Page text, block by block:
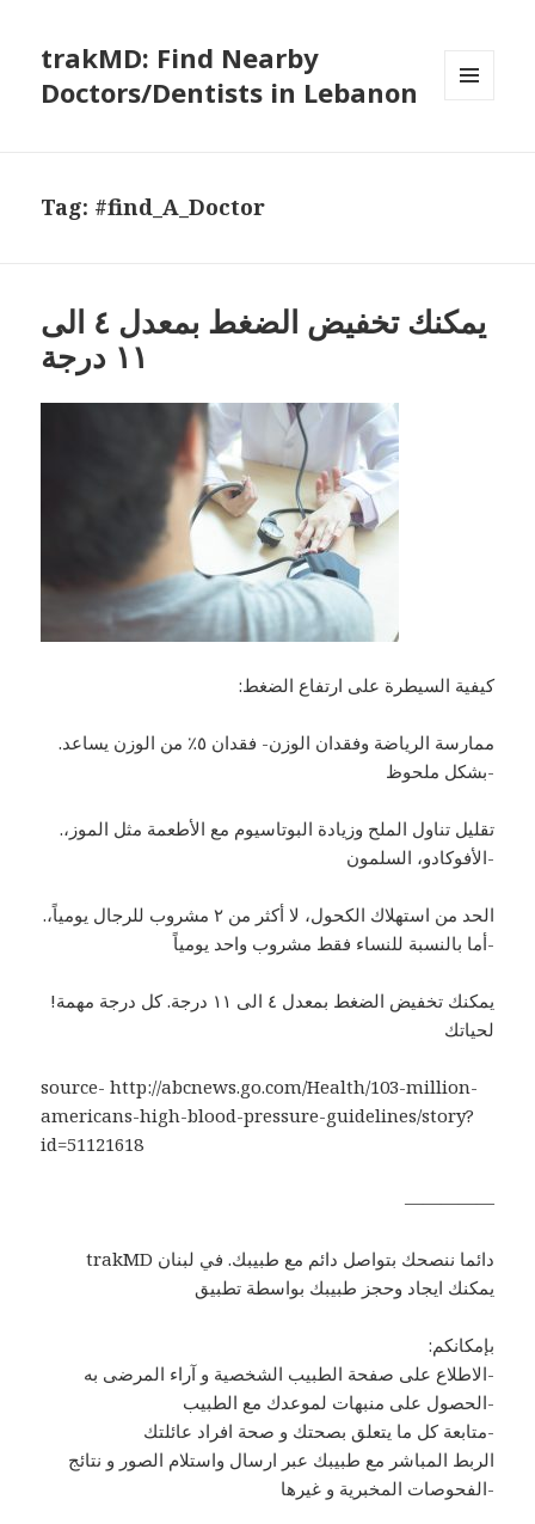
trakMD: Find Nearby
Doctors/Dentists in Lebanon
Tag: #find_A_Doctor
يمكنك تخفيض الضغط بمعدل ٤ الى
١١ درجة
:كيفية السيطرة على ارتفاع الضغط
.ممارسة الرياضة وفقدان الوزن- فقدان ٥٪‏ من الوزن يساعد
بشكل ملحوظ-
.تقليل تناول الملح وزيادة البوتاسيوم مع الأطعمة مثل الموز،
الأفوكادو، السلمون-
.الحد من استهلاك الكحول، لا أكثر من ٢ مشروب للرجال يومياً،
أما بالنسبة للنساء فقط مشروب واحد يومياً-
!يمكنك تخفيض الضغط بمعدل ٤ الى ١١ درجة. كل درجة مهمة
لحياتك
source- http://abcnews.go.com/Health/103-million-
americans-high-blood-pressure-guidelines/story?
id=51121618
—————
trakMD دائما ننصحك بتواصل دائم مع طبيبك. في لبنان
يمكنك ايجاد وحجز طبيبك بواسطة تطبيق
:بإمكانكم
الاطلاع على صفحة الطبيب الشخصية و آراء المرضى به-
الحصول على منبهات لموعدك مع الطبيب-
متابعة كل ما يتعلق بصحتك و صحة افراد عائلتك-
الربط المباشر مع طبيبك عبر ارسال واستلام الصور و نتائج
الفحوصات المخبرية و غيرها-